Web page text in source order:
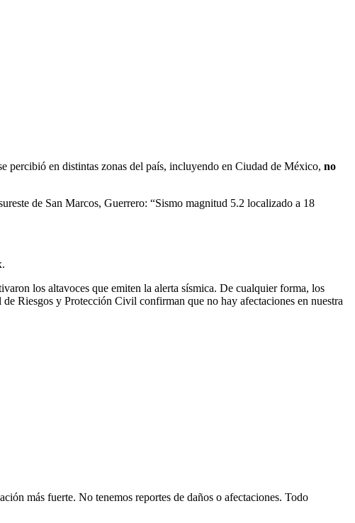
percibió en distintas zonas del país, incluyendo en Ciudad de México, no
de San Marcos, Guerrero: “Sismo magnitud 5.2 localizado a 18
los altavoces que emiten la alerta sísmica. De cualquier forma, los
Riesgos y Protección Civil confirman que no hay afectaciones en nuestra
más fuerte. No tenemos reportes de daños o afectaciones. Todo